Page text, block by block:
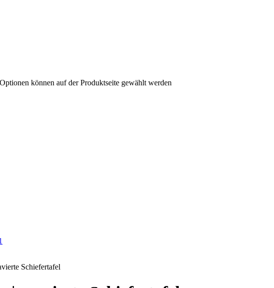
können auf der Produktseite gewählt werden
Schiefertafel